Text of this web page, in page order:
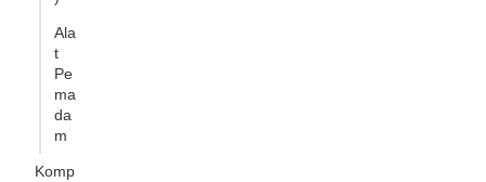
Ala
t
Pe
ma
da
m
Komp